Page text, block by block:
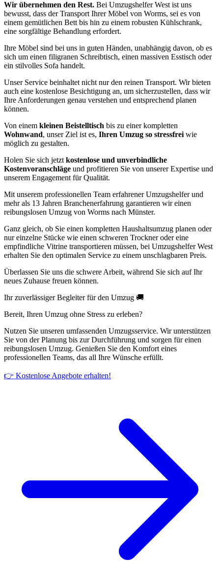
Wir übernehmen den Rest. Bei Umzugshelfer West ist uns
bewusst, dass der Transport Ihrer Möbel von Worms, sei es von
einem gemütlichen Bett bis hin zu einem robusten Kühlschrank,
eine sorgfältige Behandlung erfordert.
Ihre Möbel sind bei uns in guten Händen, unabhängig davon, ob es
sich um einen filigranen Schreibtisch, einen massiven Esstisch oder
ein stilvolles Sofa handelt.
Unser Service beinhaltet nicht nur den reinen Transport. Wir bieten
auch eine kostenlose Besichtigung an, um sicherzustellen, dass wir
Ihre Anforderungen genau verstehen und entsprechend planen
können.
Von einem kleinen Beistelltisch bis zu einer kompletten
Wohnwand, unser Ziel ist es, Ihren Umzug so stressfrei wie
möglich zu gestalten.
Holen Sie sich jetzt kostenlose und unverbindliche
Kostenvoranschläge und profitieren Sie von unserer Expertise und
unserem Engagement für Qualität.
Mit unserem professionellen Team erfahrener Umzugshelfer und
mehr als 13 Jahren Branchenerfahrung garantieren wir einen
reibungslosen Umzug von Worms nach Münster.
Ganz gleich, ob Sie einen kompletten Haushaltsumzug planen oder
nur einzelne Stücke wie einen schweren Trockner oder eine
empfindliche Vitrine transportieren müssen, bei Umzugshelfer West
erhalten Sie den optimalen Service zu einem unschlagbaren Preis.
Überlassen Sie uns die schwere Arbeit, während Sie sich auf Ihr
neues Zuhause freuen können.
Ihr zuverlässiger Begleiter für den Umzug 🚚
Bereit, Ihren Umzug ohne Stress zu erleben?
Nutzen Sie unseren umfassenden Umzugsservice. Wir unterstützen
Sie von der Planung bis zur Durchführung und sorgen für einen
reibungslosen Umzug. Genießen Sie den Komfort eines
professionellen Teams, das all Ihre Wünsche erfüllt.
👉 Kostenlose Angebote erhalten!